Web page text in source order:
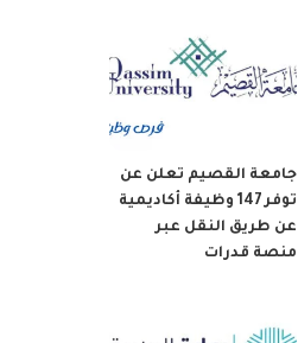
جامعة القصيم تعلن عن
توفر 147 وظيفة أكاديمية
عن طريق النقل عبر
منصة قدرات